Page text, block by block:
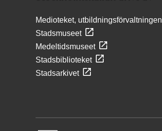
Medioteket, utbildningsförvaltningen
Stadsmuseet
Medeltidsmuseet
Stadsbiblioteket
Stadsarkivet